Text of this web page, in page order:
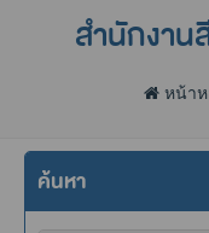
สำนักงาน
หน้า
ค้นหา